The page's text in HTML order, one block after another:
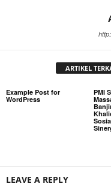
ARTIKEL
Example Post for
WordPress
PMI
LEAVE A REPLY